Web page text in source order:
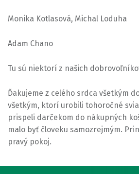
Monika Kotlasová, Michal Loduha
Adam Chano
Tu sú niektorí z našich
Ďakujeme z celého srdca všetkým
všetkým, ktorí urobili tohoročné
prispeli darčekom do nákupných
malo byť človeku samozrejmým.
pravý pokoj.
Preskočiť späť na hlavnú navigáciu
Navigácia v článkoch